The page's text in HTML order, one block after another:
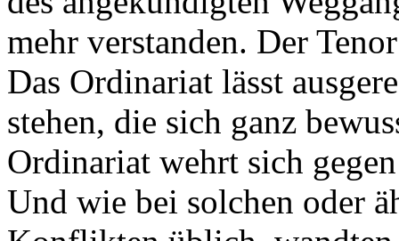
mehr verstanden. Der
Das Ordinariat lässt
stehen, die sich ganz
Ordinariat wehrt sich
Und wie bei solchen oder